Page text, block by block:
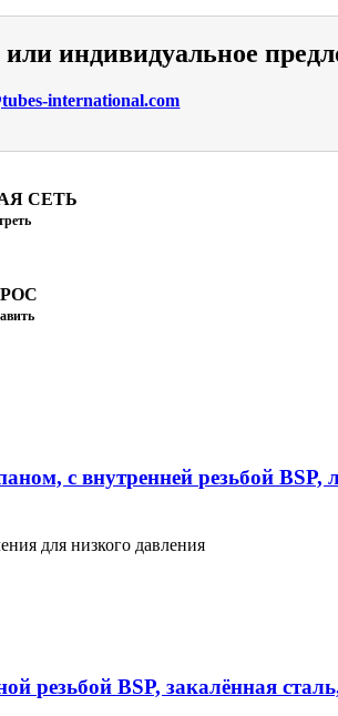
индивидуальное
international.com
СЕТЬ
с внутренней резьбой BSP,
для низкого давления
резьбой BSP, закалённая